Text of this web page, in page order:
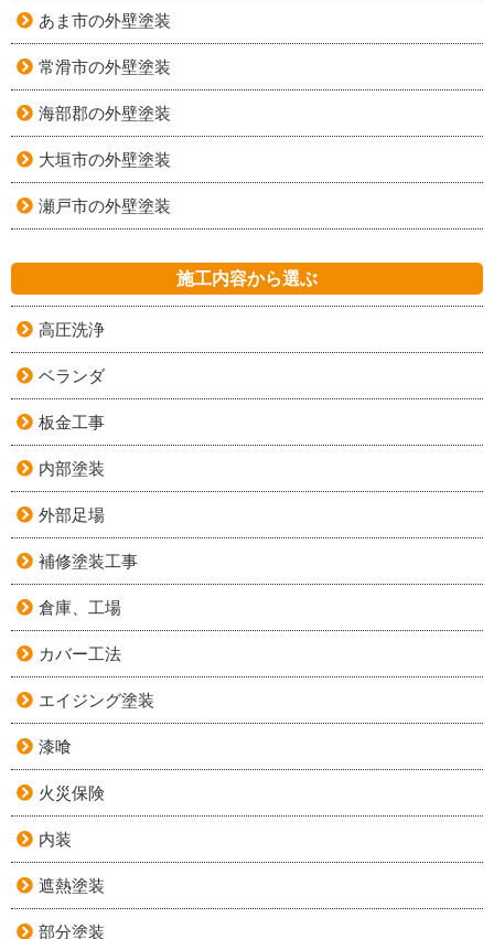
あま市の外壁塗装
常滑市の外壁塗装
海部郡の外壁塗装
大垣市の外壁塗装
瀬戸市の外壁塗装
施工内容から選ぶ
高圧洗浄
ベランダ
板金工事
内部塗装
外部足場
補修塗装工事
倉庫、工場
カバー工法
エイジング塗装
漆喰
火災保険
内装
遮熱塗装
部分塗装